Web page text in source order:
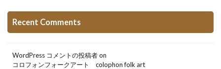
Recent Comments
WordPress コメントの投稿者on
コロフォンフォークアート colophon folk art